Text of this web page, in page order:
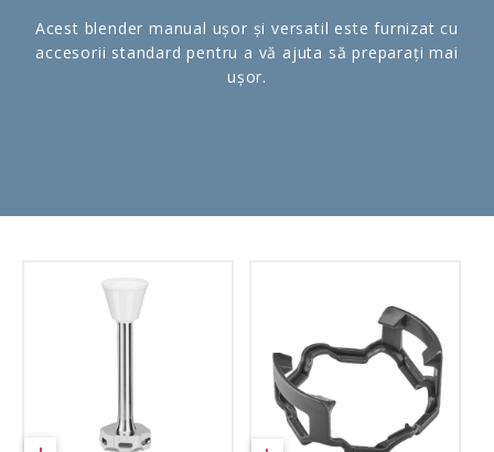
Acest blender manual ușor și versatil este furnizat cu
accesorii standard pentru a vă ajuta să preparați mai
ușor.